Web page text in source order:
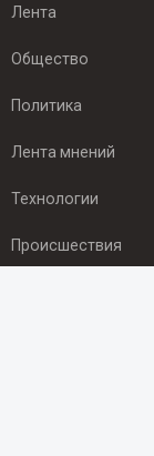
Лента
Общество
Политика
Лента мнений
Технологии
Происшествия